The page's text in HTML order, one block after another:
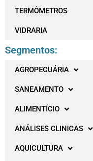
TERMÔMETROS
VIDRARIA
Segmentos:
AGROPECUÁRIA
SANEAMENTO
ALIMENTÍCIO
ANÁLISES CLINICAS
AQUICULTURA